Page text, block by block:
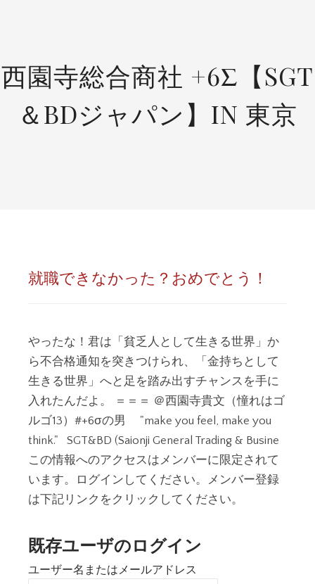
西園寺総合商社 +6Σ【SGT
＆BDジャパン】IN 東京
就職できなかった？おめでとう！
やったな！君は「貧乏人として生きる世界」か
ら不合格通知を突きつけられ、「金持ちとして
生きる世界」へと足を踏み出すチャンスを手に
入れたんだよ。 ＝＝＝ ＠西園寺貴文（憧れはゴ
ルゴ13）#+6σの男 "make you feel, make you
think." SGT&BD (Saionji General Trading & Busine
この情報へのアクセスはメンバーに限定されて
います。ログインしてください。メンバー登録
は下記リンクをクリックしてください。
既存ユーザのログイン
ユーザー名またはメールアドレス